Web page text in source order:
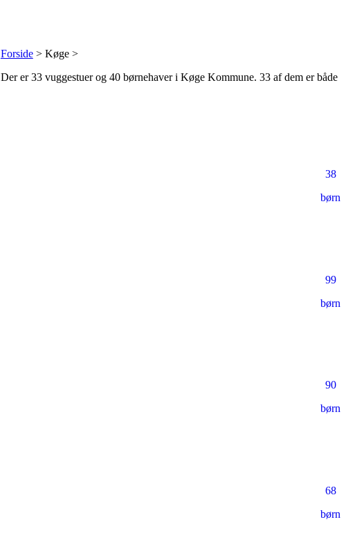
Forside> Køge >
Der er33 vuggestuerog 40 børnehaveri Køge Kommune. 33 af dem er både
38
børn
99
børn
90
børn
68
børn